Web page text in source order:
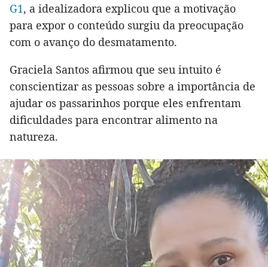
G1, a idealizadora explicou que a motivação
para expor o conteúdo surgiu da preocupação
com o avanço do desmatamento.
Graciela Santos afirmou que seu intuito é
conscientizar as pessoas sobre a importância de
ajudar os passarinhos porque eles enfrentam
dificuldades para encontrar alimento na
natureza.